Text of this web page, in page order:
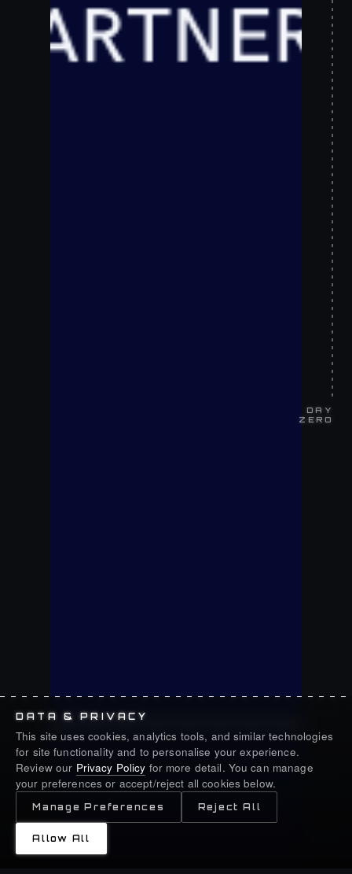
DAY
ZERO
DATA & PRIVACY
This site uses cookies, analytics tools, and similar technologies
for site functionality and to personalise your experience.
Review our Privacy Policy for more detail. You can manage
your preferences or accept/reject all cookies below.
Manage Preferences Reject All
Allow All